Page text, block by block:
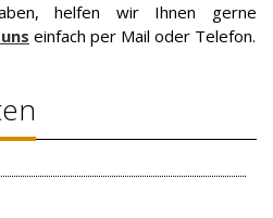
helfen wir Ihnen gerne
einfach per Mail oder Telefon.